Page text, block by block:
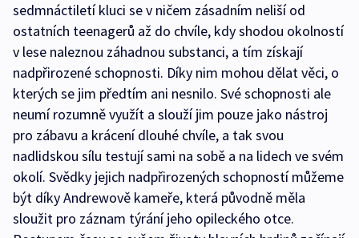
sedmnáctiletí kluci se v ničem zásadním neliší od
ostatních teenagerů až do chvíle, kdy shodou okolností
v lese naleznou záhadnou substanci, a tím získají
nadpřirozené schopnosti. Díky nim mohou dělat věci, o
kterých se jim předtím ani nesnilo. Své schopnosti ale
neumí rozumně využít a slouží jim pouze jako nástroj
pro zábavu a krácení dlouhé chvíle, a tak svou
nadlidskou sílu testují sami na sobě a na lidech ve svém
okolí. Svědky jejich nadpřirozených schopností můžeme
být díky Andrewově kameře, která původně měla
sloužit pro záznam týrání jeho opileckého otce.